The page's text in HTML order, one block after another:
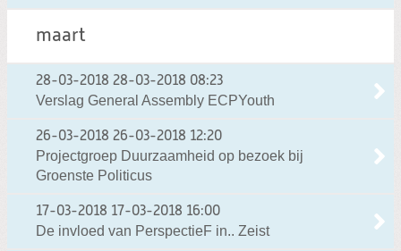
maart
28-03-2018 28-03-2018 08:23
Verslag General Assembly ECPYouth
26-03-2018 26-03-2018 12:20
Projectgroep Duurzaamheid op bezoek bij
Groenste Politicus
17-03-2018 17-03-2018 16:00
De invloed van PerspectieF in.. Zeist